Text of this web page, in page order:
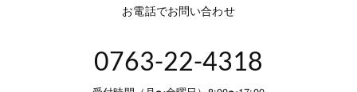
お電話でお問い合わせ
0763-22-4318